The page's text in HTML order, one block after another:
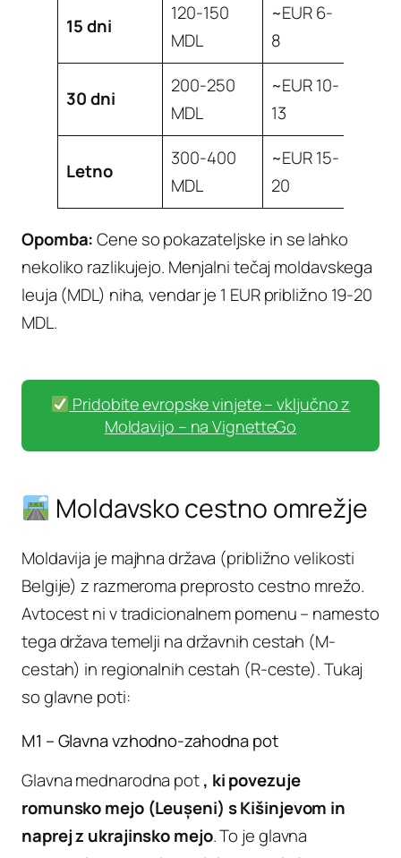
15 dni
120-150
MDL
~EUR 6-
8
30 dni
200-250
MDL
~EUR 10-
13
Letno
300-400
MDL
~EUR 15-
20
Opomba:Cene so pokazateljske in se lahko
nekoliko razlikujejo. Menjalni tečaj moldavskega
leuja (MDL) niha, vendar je 1 EUR približno 19-20
MDL.
Pridobite evropske vinjete – vključno z
Moldavijo – na VignetteGo
Moldavsko cestno omrežje
Moldavija je majhna država (približno velikosti
Belgije) z razmeroma preprosto cestno mrežo.
Avtocest ni v tradicionalnem pomenu – namesto
tega država temelji na državnih cestah (M-
cestah) in regionalnih cestah (R-ceste). Tukaj
so glavne poti:
M1 – Glavna vzhodno-zahodna pot
Glavna mednarodna pot, ki povezuje
romunsko mejo (Leușeni) s Kišinjevom in
naprej z ukrajinsko mejo. To je glavna